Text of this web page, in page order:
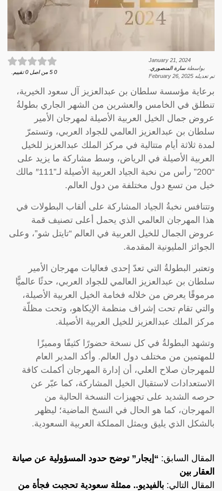
January 21, 2024
بواسطةسارة المنصوري
تم تعديله February 26, 2025
0
5 من اصل 0 تقييم.
برعاية مؤسسة سلطان بن عبدالعزيز آل سعود الخيرية،
تنطلق في الخامس والعشرين من الشهر الجاري بطولةُ
عروض جمال الخيل العربية الأصيلة لمهرجان الأمير
سلطان بن عبدالعزيز العالمي للجواد العربي، وتستمرّ
لمدة ثلاثة أيام متتالية في مركز الملك عبدالعزيز للخيل
العربية الأصيلة في الرياض، وسط مشاركة ما يزيد على
“200” رأس من نخبة الجياد العربية الأصيلة لـ”111″ مالك
خيل من تسع دول مختلفة من دول العالم.
وتتنافس نخبةُ الجياد المشاركة على ألقاب البطولات في
هذا المهرجان العالمي الذي يحمل أعلى تصنيف قمة
عروض الجمال للخيل العربية في العالم “تايتل شو”، وعلى
الجوائز المليونية المقدمة.
وتعتبر البطولةُ التي تعدّ إحدى فعاليات مهرجان الأمير
سلطان بن عبدالعزيز العالمي للجواد العربي، حدثًا عالميًّا
مرموقًا يعرض من خلاله فخامة الخيل العربية الأصيلة،
والتي تقام تحت إشراف منظمة الإيكاهو، وتحت مظلّة
مركز الملك عبدالعزيز للخيل العربية الأصيلة.
وتشهد البطولةُ في كل نسخة حضورًا كثيفًا ومميزًا
للمهتمين من مختلف دول العالم. وأكد المدير العام
للمهرجان صلاح العلي، أن إدارة المهرجان أكملت كافة
الاستعدادات لاستقبال الخيل المشاركة، كما عبّر عن
حرصه الشديد على تجهيزات النسخة الحالية من
المهرجان، كما هو الحال في النسخ الماضية؛ ليظهر
بالشكل الذي يليق ويمثل المملكة العربية السعودية.
المقال السابق: “إيجار” توضح حدود المسؤولية عن صيانة
العقار بين
المقال التالي: بالفيديو.. ممثلة سعودية تحجبت فجأة من